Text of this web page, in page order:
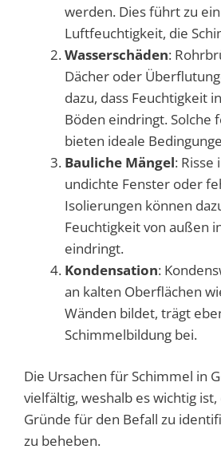
werden. Dies führt zu
Luftfeuchtigkeit, die
Wasserschäden:
Dächer oder
dazu, dass Feuchtigkeit
Böden eindringt. Solche
bieten ideale
Bauliche Mängel: Risse
undichte Fenster oder
Isolierungen können
Feuchtigkeit von außen
eindringt.
Kondensation:
an kalten Oberflächen
Wänden bildet, trägt
Schimmelbildung bei.
Die Ursachen für Schimmel in
vielfältig, weshalb es wichtig
Gründe für den Befall zu
zu beheben.